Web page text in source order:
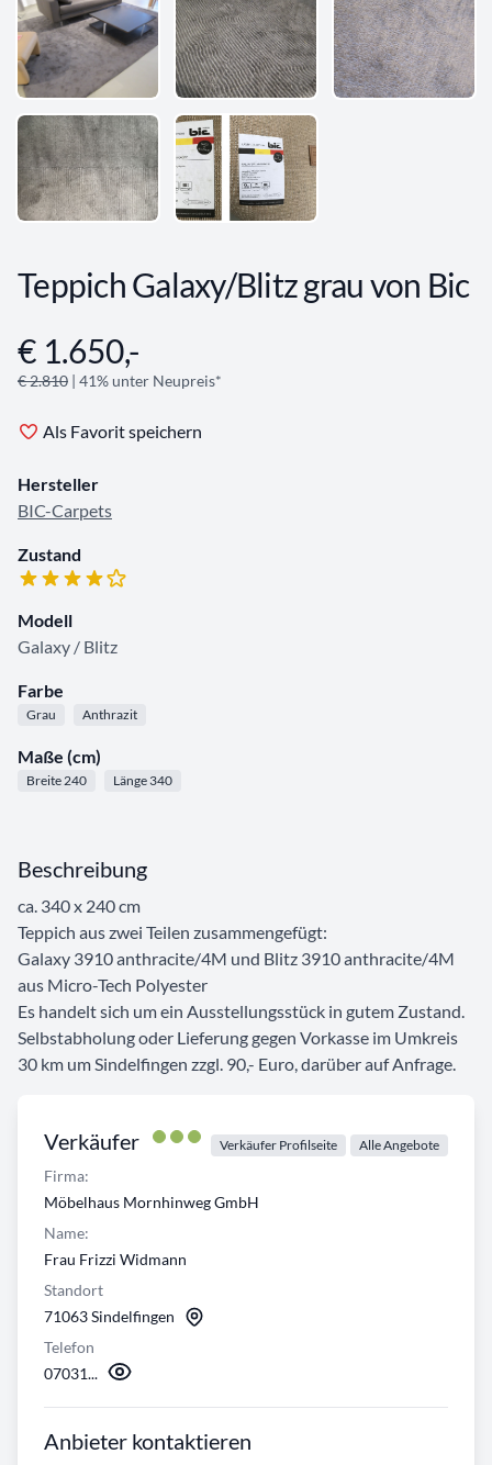
Teppich Galaxy/Blitz grau von Bic
Angebotsinformationen
€ 1.650,-
€ 2.810 | 41% unter Neupreis*
Als Favorit speichern
Hersteller
BIC-Carpets
Zustand
Modell
Galaxy / Blitz
Farbe
Grau Anthrazit
Maße (cm)
Breite 240 Länge 340
Verkäufer Verkäufer Profilseite Alle Angebote
Firma:
Möbelhaus Mornhinweg GmbH
Name:
Frau Frizzi Widmann
Standort
71063 Sindelfingen
Telefon
07031...
Anbieter kontaktieren
Beschreibung
ca. 340 x 240 cm
Teppich aus zwei Teilen zusammengefügt:
Galaxy 3910 anthracite/4M und Blitz 3910 anthracite/4M
aus Micro-Tech Polyester
Es handelt sich um ein Ausstellungsstück in gutem Zustand.
Selbstabholung oder Lieferung gegen Vorkasse im Umkreis
30 km um Sindelfingen zzgl. 90,- Euro, darüber auf Anfrage.